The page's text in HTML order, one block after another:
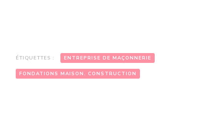
ÉTIQUETTES : ENTREPRISE DE MAÇONNERIE
FONDATIONS MAISON. CONSTRUCTION